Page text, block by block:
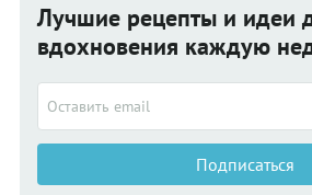
Лучшие рецепты и идеи
вдохновения каждую
Подписаться